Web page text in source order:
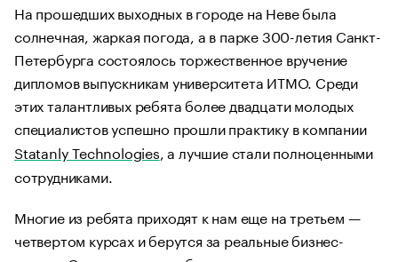
На прошедших выходных в городе на Неве была
солнечная, жаркая погода, а в парке 300-летия Санкт-
Петербурга состоялось торжественное вручение
дипломов выпускникам университета ИТМО. Среди
этих талантливых ребята более двадцати молодых
специалистов успешно прошли практику в компании
Statanly Technologies, а лучшие стали полноценными
сотрудниками.
Многие из ребята приходят к нам еще на третьем —
четвертом курсах и берутся за реальные бизнес-